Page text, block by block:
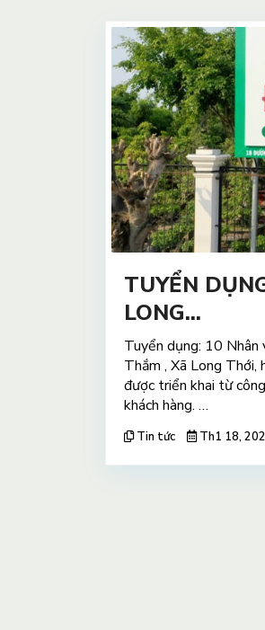
TUYỂN
LONG...
Tuyển dụng: 10
Thắm , Xã Long Thới,
được triển khai từ
khách hàng. …
Tin tức Th1 18,